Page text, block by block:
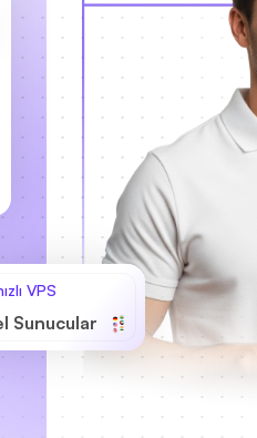
VPS
Sunucular